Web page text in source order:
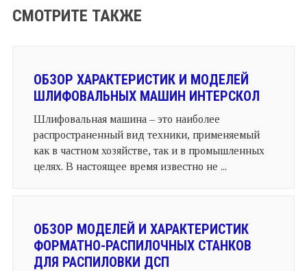
СМОТРИТЕ ТАКЖЕ
ОБЗОР ХАРАКТЕРИСТИК И МОДЕЛЕЙ
ШЛИФОВАЛЬНЫХ МАШИН ИНТЕРСКОЛ
Шлифовальная машина – это наиболее
распространенный вид техники, применяемый
как в частном хозяйстве, так и в промышленных
целях. В настоящее время известно не ...
ОБЗОР МОДЕЛЕЙ И ХАРАКТЕРИСТИК
ФОРМАТНО-РАСПИЛОЧНЫХ СТАНКОВ
ДЛЯ РАСПИЛОВКИ ДСП